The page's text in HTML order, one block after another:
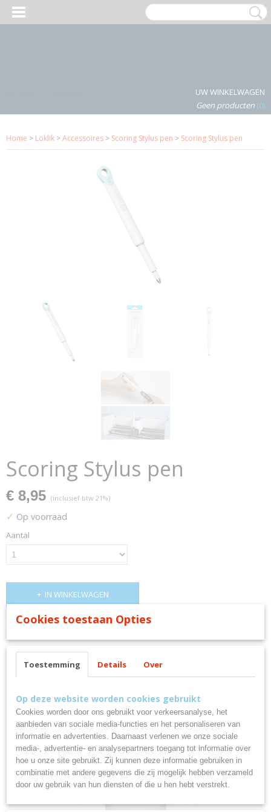
UW WINKELWAGEN
Geen producten (0)
Home > Loklik >Accessoires > Scoring Stylus pen > Scoring Stylus pen
Scoring Stylus pen
€ 8,95 (inclusief btw 21%)
✓ Op voorraad
Aantal
IN WINKELWAGEN
Scoring Stylus pen
Ook interessant
Cookies toestaan Opties
Toestemming Details Over
Op deze website worden cookies gebruikt
Cookies worden door ons gebruikt voor verkeersanalyse, het
aanbieden van sociale media-functies en het personaliseren van
informatie en advertenties. Daarnaast verlenen we onze sociale
media-, advertentie- en analysepartners toegang tot informatie over
hoe u onze site gebruikt. Zij kunnen deze informatie gebruiken in
combinatie met andere gegevens die zij mogelijk hebben verzameld
door uw gebruik van hun diensten of die u hen hebt verstrekt.